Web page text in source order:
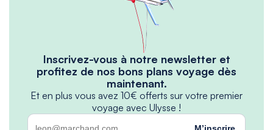
Inscrivez-vous à notre newsletter et
profitez de nos bons plans voyage dès
maintenant.
Et en plus vous avez 10€ offerts sur votre premier
voyage avec Ulysse !
M’inscrire